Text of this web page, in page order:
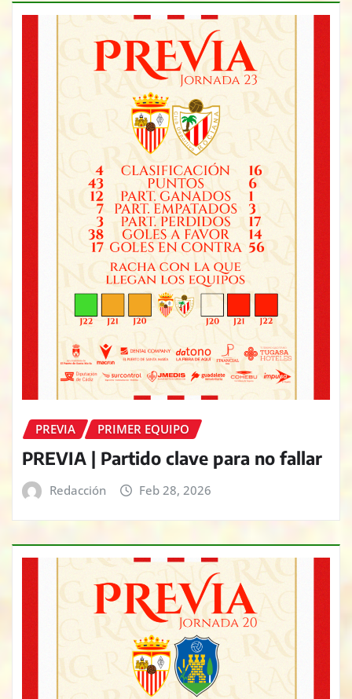
PREVIA PRIMER EQUIPO
PREVIA | Partido clave para no fallar
Redacción Feb 28, 2026